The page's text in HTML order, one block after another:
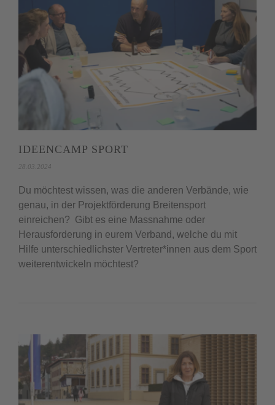
IDEENCAMP SPORT
28.03.2024
Du möchtest wissen, was die anderen Verbände, wie
genau, in der Projektförderung Breitensport
einreichen? Gibt es eine Massnahme oder
Herausforderung in eurem Verband, welche du mit
Hilfe unterschiedlichster Vertreter*innen aus dem Sport
weiterentwickeln möchtest?